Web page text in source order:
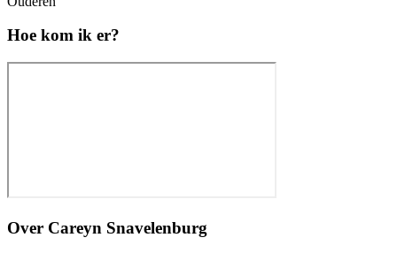
Hoe kom ik er?
Over Careyn Snavelenburg